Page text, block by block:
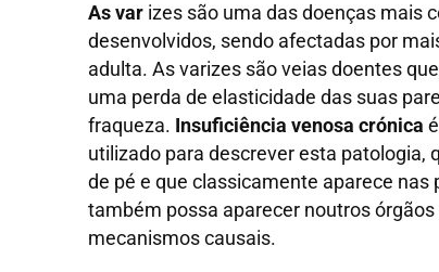
As varizes são uma das doenças mais
desenvolvidos, sendo afectadas por
adulta. As varizes são veias doentes
uma perda de elasticidade das suas
fraqueza. Insuficiência venosa crónica
utilizado para descrever esta patologia,
de pé e que classicamente aparece nas
também possa aparecer noutros
mecanismos causais.